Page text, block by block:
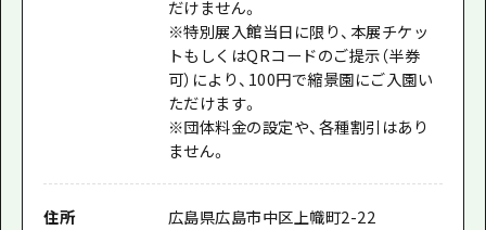
だけません。
※特別展入館当日に限り、本展チケッ
トもしくはQRコードのご提示（半券
可）により、100円で縮景園にご入園い
ただけます。
※団体料金の設定や、各種割引はあり
ません。
住所 広島県広島市中区上幟町2-22